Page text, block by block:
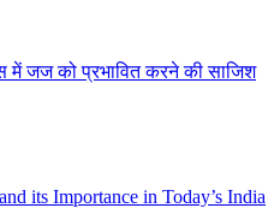
में जज को प्रभावित करने की साजिश
its Importance in Today’s India